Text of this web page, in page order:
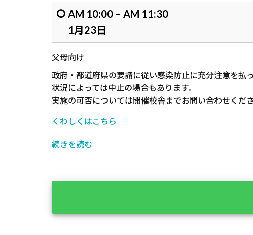
AM 10:00 – AM 11:30
1月23日
父母向け
政府・都道府県の要請に従い感染防止に充分注意を払
状況によっては中止の場合もあります。
実施の可否については開催校舎までお問い合わせくださ
くわしくはこちら
続きを読む